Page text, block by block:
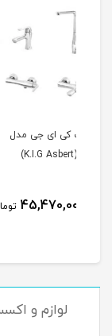
شیر
مدل اسبرت (K.I.G Asbert)
لوازم و